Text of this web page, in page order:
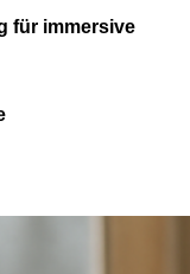
für immersive